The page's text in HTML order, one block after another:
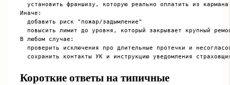
  установить франшизу, которую реально оплатить из кармана
Иначе:
  добавить риск "пожар/задымление"
повысить лимит до уровня, который закрывает крупный
В любом случае:
проверить исключения про длительные протечки и
Короткие ответы на типичные